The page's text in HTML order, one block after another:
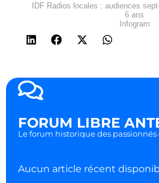
IDF Radios locales : audiences
6 ans
Infogram
FORUM LIBRE
Le forum historique des passionnés
Aucun article récent